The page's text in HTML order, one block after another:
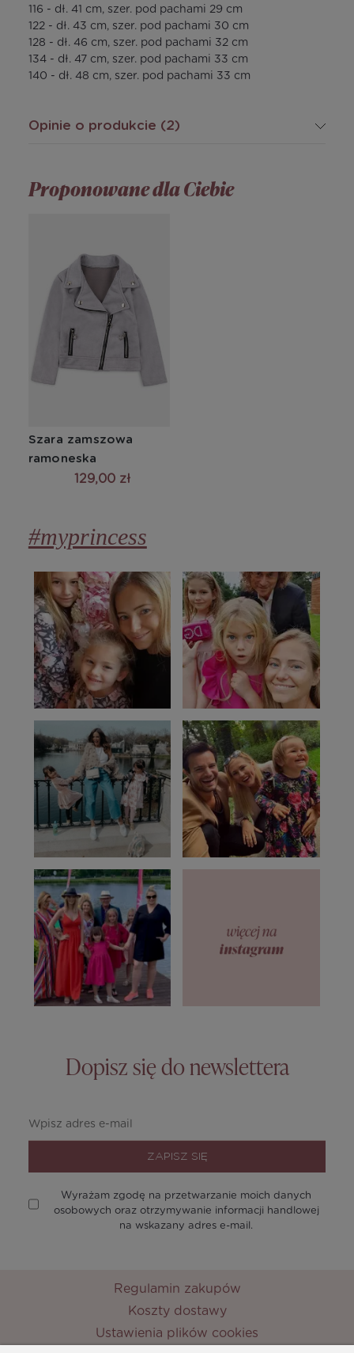
116 - dł. 41 cm, szer. pod pachami 29 cm
122 - dł. 43 cm, szer. pod pachami 30 cm
128 - dł. 46 cm, szer. pod pachami 32 cm
134 - dł. 47 cm, szer. pod pachami 33 cm
140 - dł. 48 cm, szer. pod pachami 33 cm
Opinie o produkcie (2)
Proponowane dla Ciebie
Szara zamszowa
ramoneska
129,00 zł
#myprincess
Dopisz się do newslettera
ZAPISZ SIĘ
Wyrażam zgodę na przetwarzanie moich danych
osobowych oraz otrzymywanie informacji handlowej
na wskazany adres e-mail.
Regulamin zakupów
Koszty dostawy
Ustawienia plików cookies